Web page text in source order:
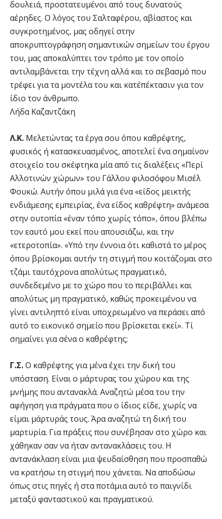
δουλειά, προστατευμένοι από τους δυνατούς
αέρηδες. Ο λόγος του Σαλταφέρου, αβίαστος και
συγκροτημένος, μας οδηγεί στην
αποκρυπτογράφηση σημαντικών σημείων του έργου
του, μας αποκαλύπτει τον τρόπο με τον οποίο
αντιλαμβάνεται την τέχνη αλλά και το σεβασμό που
τρέφει για τα μοντέλα του και κατ΄επέκτασιν για τον
ίδιο τον άνθρωπο.
Λήδα Καζαντζάκη
Λ.Κ. Μελετώντας τα έργα σου όπου καθρέφτης,
φυσικός ή κατασκευασμένος, αποτελεί ένα σημαίνον
στοιχείο του σκέφτηκα μία από τις διαλέξεις «Περί
Αλλοτινών χώρων» του Γάλλου φιλοσόφου Μισέλ
Φουκώ. Αυτήν όπου μιλά για ένα «είδος μεικτής
ενδιάμεσης εμπειρίας, ένα είδος καθρέφτη» ανάμεσα
στην ουτοπία «έναν τόπο χωρίς τόπο», όπου βλέπω
τον εαυτό μου εκεί που απουσιάζω, και την
«ετεροτοπία». «Υπό την έννοια ότι καθιστά το μέρος
όπου βρίσκομαι αυτήν τη στιγμή που κοιτάζομαι στο
τζάμι ταυτόχρονα απολύτως πραγματικό,
συνδεδεμένο με το χώρο που το περιβάλλει και
απολύτως μη πραγματικό, καθώς προκειμένου να
γίνει αντιληπτό είναι υποχρεωμένο να περάσει από
αυτό το εικονικό σημείο που βρίσκεται εκεί». Τί
σημαίνει για σένα ο καθρέφτης;
Γ.Σ.Ο καθρέφτης για μένα έχει την δική του
υπόσταση. Είναι ο μάρτυρας του χώρου και της
μνήμης που αντανακλά. Αναζητώ μέσα του την
αφήγηση για πράγματα που ο ίδιος είδε, χωρίς να
είμαι μάρτυράς τους. Άρα αναζητώ τη δική του
μαρτυρία. Για πράξεις που συνέβησαν στο χώρο και
χάθηκαν σαν να ήταν αντανακλάσεις του. Η
αντανάκλαση είναι μια ψευδαίσθηση που προσπαθώ
να κρατήσω τη στιγμή που χάνεται. Να αποδώσω
όπως στις πηγές ή στα ποτάμια αυτό το παιγνίδι
μεταξύ φανταστικού και πραγματικού.